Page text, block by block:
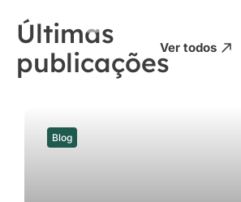
Últimas
publicaçõesVer todos
Blog